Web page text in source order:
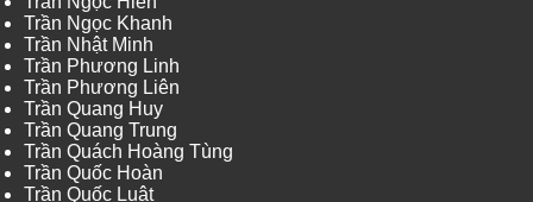
Trần Ngọc Khanh
Trần Nhật Minh
Trần Phương Linh
Trần Phương Liên
Trần Quang Huy
Trần Quang Trung
Trần Quách Hoàng Tùng
Trần Quốc Hoàn
Trần Quốc Luật